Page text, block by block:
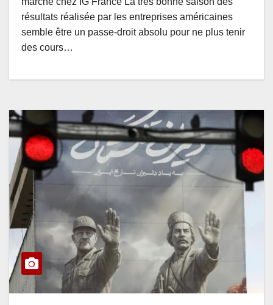
résultats réalisée par les entreprises américaines
semble être un passe-droit absolu pour ne plus tenir
des cours…